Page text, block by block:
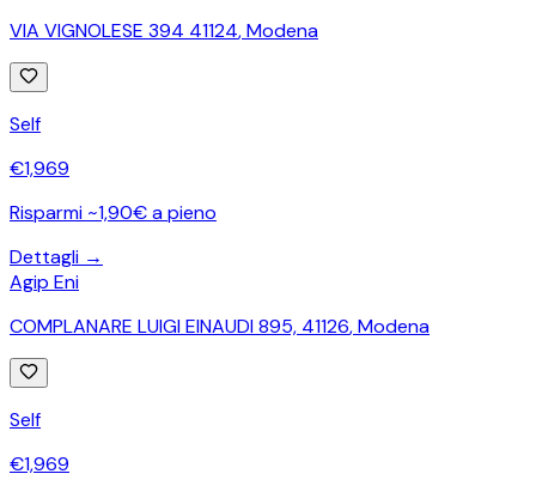
VIA VIGNOLESE 394 41124,Modena
Self
€1,969
Risparmi ~1,90€ a pieno
Dettagli →
Agip Eni
COMPLANARE LUIGI EINAUDI 895, 41126,Modena
Self
€1,969